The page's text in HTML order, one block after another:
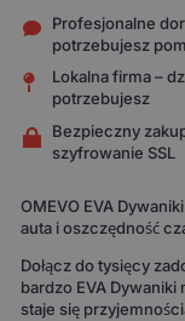
Profesjonalne
potrzebujesz
Lokalna firma –
potrzebujesz
Bezpieczny
szyfrowanie SSL
OMEVO EVA
auta i oszczędność
Dołącz do tysięcy
bardzo EVA Dywaniki
staje się